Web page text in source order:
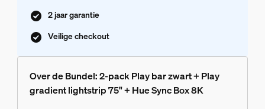
2 jaar garantie
Veilige checkout
Over de Bundel: 2-pack Play bar zwart + Play
gradient lightstrip 75" + Hue Sync Box 8K